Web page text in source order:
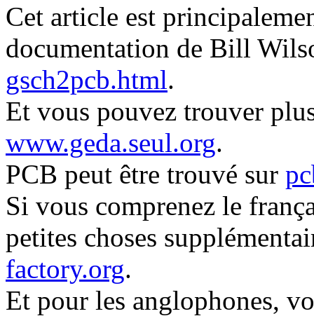
Cet article est
documentation de Bill
gsch2pcb.html.
Et vous pouvez trouver
www.geda.seul.org.
PCB peut être trouvé sur
Si vous comprenez le
petites choses
factory.org.
Et pour les anglophones,